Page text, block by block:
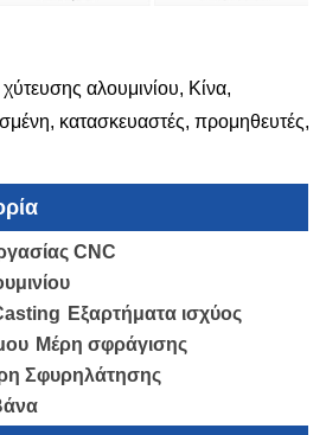
αλουμινίου, Κίνα,
κατασκευαστές, προμηθευτές,
CNC
Εξαρτήματα ισχύος
Μέρη σφράγισης
Σφυρηλάτησης